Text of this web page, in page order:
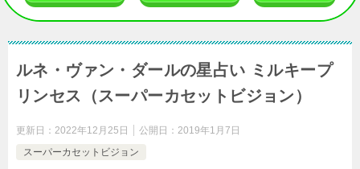
ルネ・ヴァン・ダールの星占い ミルキープ
リンセス（スーパーカセットビジョン）
更新日： 2022年12月25日 公開日： 2019年1月7日
スーパーカセットビジョン